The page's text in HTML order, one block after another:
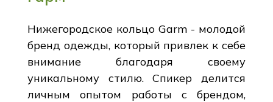
Нижегородское кольцо Garm - молодой
бренд одежды, который привлек к себе
внимание благодаря своему
уникальному стилю. Спикер делится
личным опытом работы с брендом,